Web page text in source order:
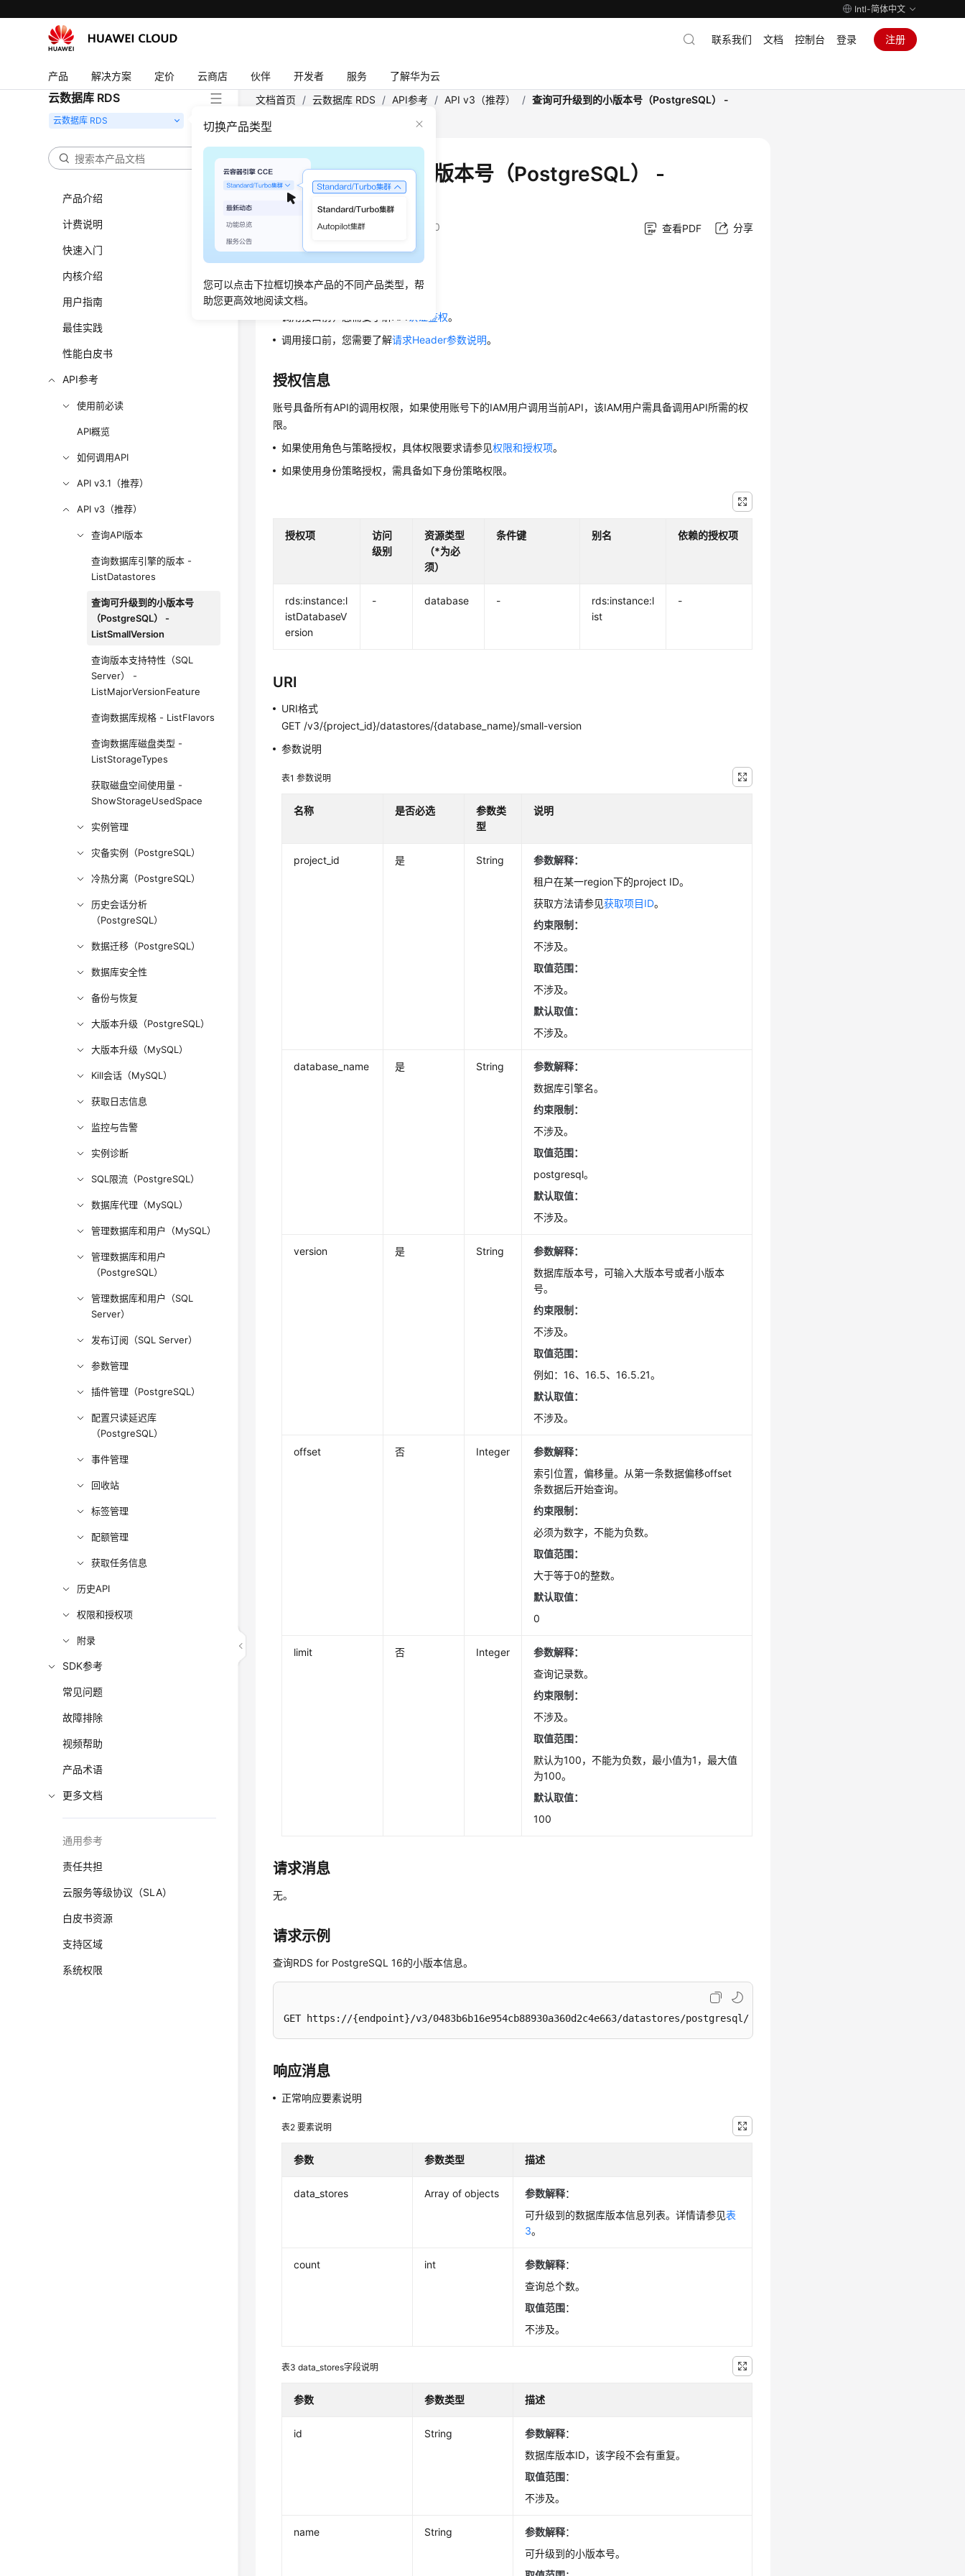
Intl-简体中文
产品 解决方案 定价 云商店 伙伴 开发者 服务 了解华为云
联系我们 文档 控制台 登录 注册
云数据库 RDS
切换产品类型
您可以点击下拉框切换本产品的不同产品类型，帮
助您更高效地阅读文档。
产品介绍
计费说明
快速入门
内核介绍
用户指南
最佳实践
性能白皮书
API参考
使用前必读
API概览
如何调用API
API v3.1（推荐）
API v3（推荐）
查询API版本
查询数据库引擎的版本 -
ListDatastores
查询可升级到的小版本号
（PostgreSQL） -
ListSmallVersion
查询版本支持特性（SQL
Server） -
ListMajorVersionFeature
查询数据库规格 - ListFlavors
查询数据库磁盘类型 -
ListStorageTypes
获取磁盘空间使用量 -
ShowStorageUsedSpace
实例管理
灾备实例（PostgreSQL）
冷热分离（PostgreSQL）
历史会话分析
（PostgreSQL）
数据迁移（PostgreSQL）
数据库安全性
备份与恢复
大版本升级（PostgreSQL）
大版本升级（MySQL）
Kill会话（MySQL）
获取日志信息
监控与告警
实例诊断
SQL限流（PostgreSQL）
数据库代理（MySQL）
管理数据库和用户（MySQL）
管理数据库和用户
（PostgreSQL）
管理数据库和用户（SQL
Server）
发布订阅（SQL Server）
参数管理
插件管理（PostgreSQL）
配置只读延迟库
（PostgreSQL）
事件管理
回收站
标签管理
配额管理
获取任务信息
历史API
权限和授权项
附录
SDK参考
常见问题
故障排除
视频帮助
产品术语
更多文档
通用参考
责任共担
云服务等级协议（SLA）
白皮书资源
支持区域
系统权限
文档首页 / 云数据库 RDS / API参考 / API v3（推荐） / 查询可升级到的小版本号（PostgreSQL） -
查询可升级到的小版本号（PostgreSQL） -
ListSmallVersion
更新时间：2026-07-29 GMT+08:00 查看PDF 分享
功能介绍
查询小版本号。
认证鉴权。
调用接口前，您需要了解请求Header参数说明。
授权信息
账号具备所有API的调用权限，如果使用账号下的IAM用户调用当前API，该IAM用户需具备调用API所需的权
限。
如果使用角色与策略授权，具体权限要求请参见权限和授权项。
如果使用身份策略授权，需具备如下身份策略权限。
授权项
访问
级别
资源类型
（*为必
须）
条件键 别名 依赖的授权项
rds:instance:l
istDatabaseV
ersion
- database -
rds:instance:l
ist
-
URI
URI格式
GET /v3/{project_id}/datastores/{database_name}/small-version
参数说明
表1参数说明
名称 是否必选
参数类
型
说明
project_id 是 String
参数解释：
租户在某一region下的project ID。
获取方法请参见获取项目ID。
约束限制：
不涉及。
取值范围：
不涉及。
默认取值：
不涉及。
database_name 是 String
参数解释：
数据库引擎名。
约束限制：
不涉及。
取值范围：
postgresql。
默认取值：
不涉及。
version 是 String
参数解释：
数据库版本号，可输入大版本号或者小版本
号。
约束限制：
不涉及。
取值范围：
例如：16、16.5、16.5.21。
默认取值：
不涉及。
offset 否 Integer
参数解释：
索引位置，偏移量。从第一条数据偏移offset
条数据后开始查询。
约束限制：
必须为数字，不能为负数。
取值范围：
大于等于0的整数。
默认取值：
0
limit 否 Integer
参数解释：
查询记录数。
约束限制：
不涉及。
取值范围：
默认为100，不能为负数，最小值为1，最大值
为100。
默认取值：
100
请求消息
无。
请求示例
查询RDS for PostgreSQL 16的小版本信息。
GET https://{endpoint}/v3/0483b6b16e954cb88930a360d2c4e663/datastores/postgresql/small-version?version_name=16
响应消息
正常响应要素说明
表2要素说明
参数 参数类型 描述
data_stores Array of objects 参数解释：
可升级到的数据库版本信息列表。详情请参见表
3。
count int 参数解释：
查询总个数。
取值范围：
不涉及。
表3data_stores字段说明
参数 参数类型 描述
id String 参数解释：
数据库版本ID，该字段不会有重复。
取值范围：
不涉及。
name String 参数解释：
可升级到的小版本号。